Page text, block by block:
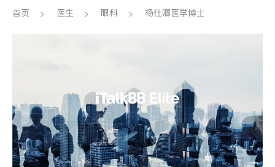
医生 律师
养老 非盈利组织
首页 医生 眼科 杨仕卿医学博士